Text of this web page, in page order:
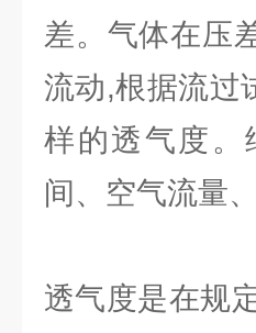
差。气体在压
流动,根据流过
样的透气度。
间、空气流量
透气度是在规